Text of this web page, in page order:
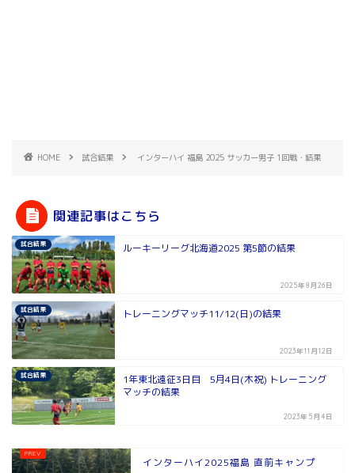
HOME 試合結果 インターハイ 福島 2025 サッカー男子 1回戦・結果
関連記事はこちら
試合結果 ルーキーリーグ北海道2025 第5節の結果
2025年8月26日
試合結果 トレーニングマッチ11/12(日)の結果
2023年11月12日
試合結果
1年東北遠征3日目 5月4日(木祝) トレーニング
マッチの結果
2023年5月4日
インターハイ2025福島 直前キャンプ